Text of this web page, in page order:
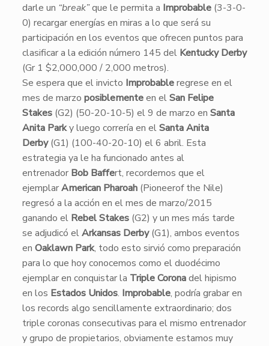
darle un “break”que le permita a Improbable(3-3-0-
0) recargar energías en miras a lo que será su
participación en los eventos que ofrecen puntos para
clasificar a la edición número 145 del Kentucky Derby
(Gr 1 $2,000,000 / 2,000 metros).
Se espera que el invicto Improbableregrese en el
mes de marzo posiblementeen elSan Felipe
Stakes(G2) (50-20-10-5) el 9 de marzo en Santa
Anita Parky luego correría en elSanta Anita
Derby(G1) (100-40-20-10) el 6 abril. Esta
estrategia ya le ha funcionado antes al
entrenador Bob Baffert, recordemos que el
ejemplarAmerican Pharoah(Pioneerof the Nile)
regresó a la acción en el mes de marzo/2015
ganando el Rebel Stakes(G2) y un mes más tarde
se adjudicó elArkansas Derby(G1), ambos eventos
en Oaklawn Park, todo esto sirvió como preparación
para lo que hoy conocemos como el duodécimo
ejemplar en conquistar la Triple Coronadel hipismo
en los Estados Unidos. Improbable, podría grabar en
los records algo sencillamente extraordinario; dos
triple coronas consecutivas para el mismo entrenador
y grupo de propietarios, obviamente estamos muy